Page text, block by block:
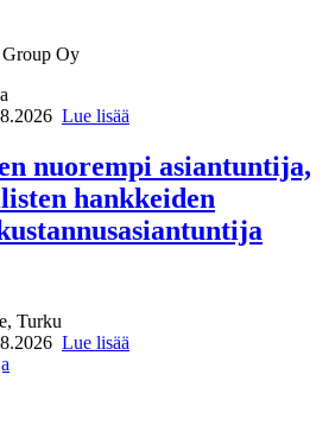
Oy
Lue lisää
nuorempi asiantuntija,
hankkeiden
Turku
Lue lisää